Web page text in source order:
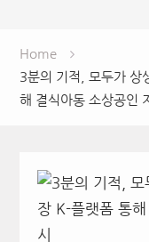
Home
3분의 기적, 모두가 상
해 결식아동 소상공인